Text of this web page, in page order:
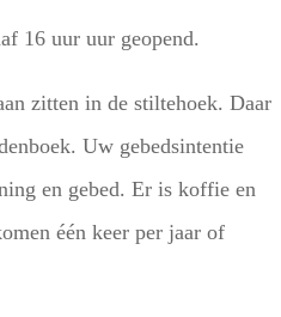
16 uur uur geopend.
zitten in de stiltehoek. Daar
Uw gebedsintentie
en gebed. Er is koffie en
één keer per jaar of